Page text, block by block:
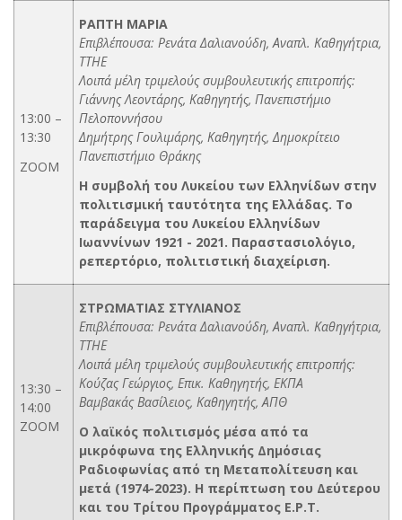
13:00 –
13:30
ZOOM
ΡΑΠΤΗ ΜΑΡΙΑ
Επιβλέπουσα: Ρενάτα Δαλιανούδη, Αναπλ. Καθηγήτρια,
ΤΤΗΕ
Λοιπά μέλη τριμελούς συμβουλευτικής επιτροπής:
Γιάννης Λεοντάρης, Καθηγητής, Πανεπιστήμιο
Πελοποννήσου
Δημήτρης Γουλιμάρης, Καθηγητής, Δημοκρίτειο
Πανεπιστήμιο Θράκης
Η συμβολή του Λυκείου των Ελληνίδων στην
πολιτισμική ταυτότητα της Ελλάδας. Το
παράδειγμα του Λυκείου Ελληνίδων
Ιωαννίνων 1921 - 2021. Παραστασιολόγιο,
ρεπερτόριο, πολιτιστική διαχείριση.
13:30 –
14:00
ZOOM
ΣΤΡΩΜΑΤΙΑΣ ΣΤΥΛΙΑΝΟΣ
Επιβλέπουσα: Ρενάτα Δαλιανούδη, Αναπλ. Καθηγήτρια,
ΤΤΗΕ
Λοιπά μέλη τριμελούς συμβουλευτικής επιτροπής:
Κούζας Γεώργιος, Επικ. Καθηγητής, ΕΚΠΑ
Βαμβακάς Βασίλειος, Καθηγητής, ΑΠΘ
Ο λαϊκός πολιτισμός μέσα από τα
μικρόφωνα της Ελληνικής Δημόσιας
Ραδιοφωνίας από τη Μεταπολίτευση και
μετά (1974-2023). Η περίπτωση του Δεύτερου
και του Τρίτου Προγράμματος Ε.Ρ.Τ.